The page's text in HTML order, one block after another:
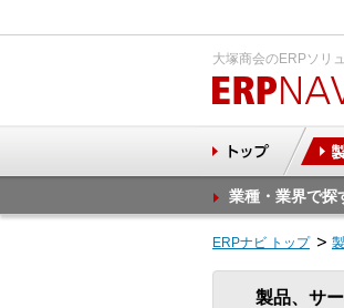
大塚商会のERPソリ
業種・業界で探
ERPナビ トップ
製品、サ